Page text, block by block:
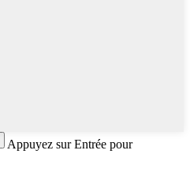
Appuyez sur Entrée pour